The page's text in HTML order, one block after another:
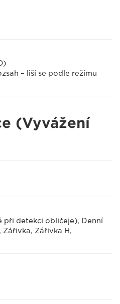
– liší se podle režimu
(Vyvážení
při detekci obličeje), Denní
Zářivka H,